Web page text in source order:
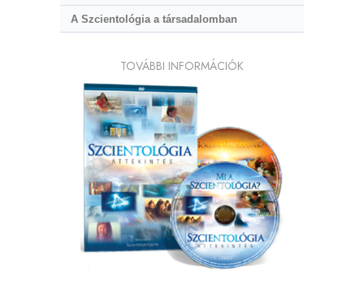
A Szcientológia a társadalomban
TOVÁBBI INFORMÁCIÓK